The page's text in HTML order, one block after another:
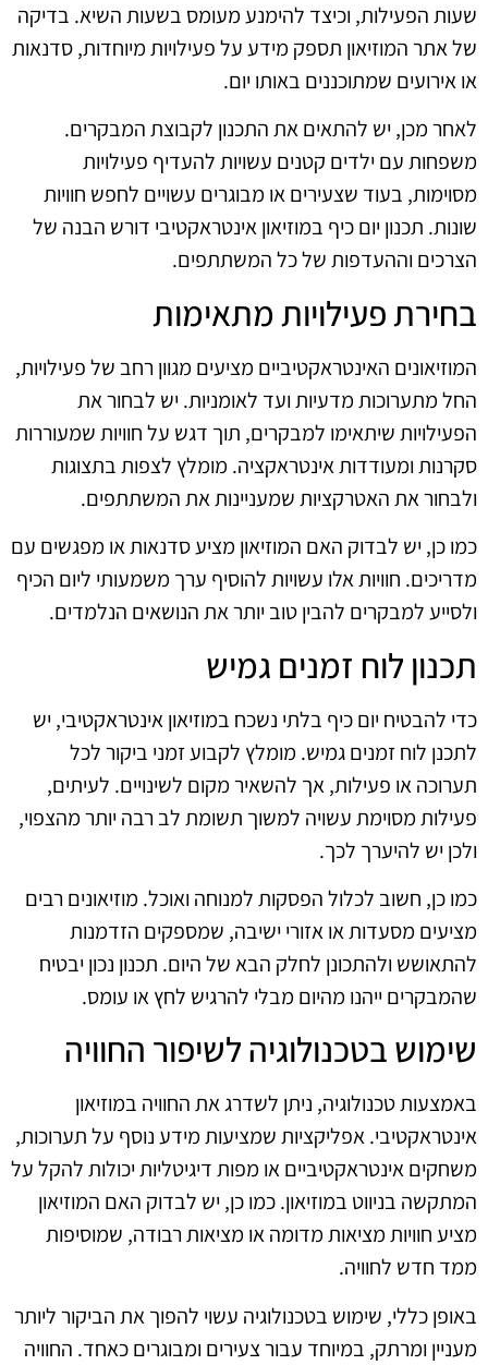
שעות הפעילות, וכיצד להימנע מעומס בשעות השיא. בדיקה
של אתר המוזיאון תספק מידע על פעילויות מיוחדות, סדנאות
או אירועים שמתוכננים באותו יום.
לאחר מכן, יש להתאים את התכנון לקבוצת המבקרים.
משפחות עם ילדים קטנים עשויות להעדיף פעילויות
מסוימות, בעוד שצעירים או מבוגרים עשויים לחפש חוויות
שונות. תכנון יום כיף במוזיאון אינטראקטיבי דורש הבנה של
הצרכים וההעדפות של כל המשתתפים.
בחירת פעילויות מתאימות
המוזיאונים האינטראקטיביים מציעים מגוון רחב של פעילויות,
החל מתערוכות מדעיות ועד לאומניות. יש לבחור את
הפעילויות שיתאימו למבקרים, תוך דגש על חוויות שמעוררות
סקרנות ומעודדות אינטראקציה. מומלץ לצפות בתצוגות
ולבחור את האטרקציות שמעניינות את המשתתפים.
כמו כן, יש לבדוק האם המוזיאון מציע סדנאות או מפגשים עם
מדריכים. חוויות אלו עשויות להוסיף ערך משמעותי ליום הכיף
ולסייע למבקרים להבין טוב יותר את הנושאים הנלמדים.
תכנון לוח זמנים גמיש
כדי להבטיח יום כיף בלתי נשכח במוזיאון אינטראקטיבי, יש
לתכנן לוח זמנים גמיש. מומלץ לקבוע זמני ביקור לכל
תערוכה או פעילות, אך להשאיר מקום לשינויים. לעיתים,
פעילות מסוימת עשויה למשוך תשומת לב רבה יותר מהצפוי,
ולכן יש להיערך לכך.
כמו כן, חשוב לכלול הפסקות למנוחה ואוכל. מוזיאונים רבים
מציעים מסעדות או אזורי ישיבה, שמספקים הזדמנות
להתאושש ולהתכונן לחלק הבא של היום. תכנון נכון יבטיח
שהמבקרים ייהנו מהיום מבלי להרגיש לחץ או עומס.
שימוש בטכנולוגיה לשיפור החוויה
באמצעות טכנולוגיה, ניתן לשדרג את החוויה במוזיאון
אינטראקטיבי. אפליקציות שמציעות מידע נוסף על תערוכות,
משחקים אינטראקטיביים או מפות דיגיטליות יכולות להקל על
המתקשה בניווט במוזיאון. כמו כן, יש לבדוק האם המוזיאון
מציע חוויות מציאות מדומה או מציאות רבודה, שמוסיפות
ממד חדש לחוויה.
באופן כללי, שימוש בטכנולוגיה עשוי להפוך את הביקור ליותר
מעניין ומרתק, במיוחד עבור צעירים ומבוגרים כאחד. החוויה